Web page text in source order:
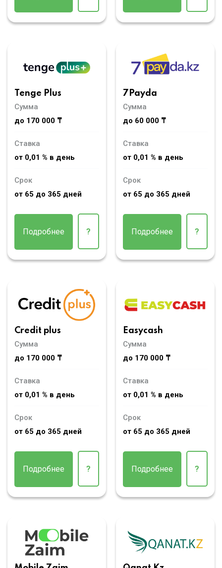
Tenge Plus
Сумма
до 170 000 ₸
Ставка
от 0,01 % в день
Срок
от 65 до 365 дней
Подробнее ?
7Payda
Сумма
до 60 000 ₸
Ставка
от 0,01 % в день
Срок
от 65 до 365 дней
Подробнее ?
Credit plus
Сумма
до 170 000 ₸
Ставка
от 0,01 % в день
Срок
от 65 до 365 дней
Подробнее ?
Easycash
Сумма
до 170 000 ₸
Ставка
от 0,01 % в день
Срок
от 65 до 365 дней
Подробнее ?